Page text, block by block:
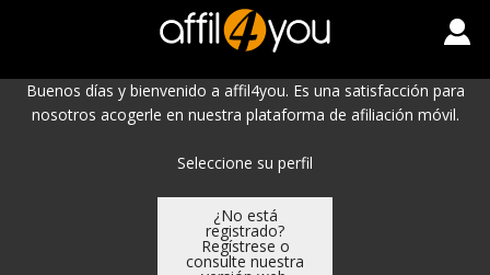
Buenos días y bienvenido a affil4you. Es una satisfacción para
nosotros acogerle en nuestra plataforma de afiliación móvil.
Seleccione su perfil
¿No está
registrado?
Regístrese o
consulte nuestra